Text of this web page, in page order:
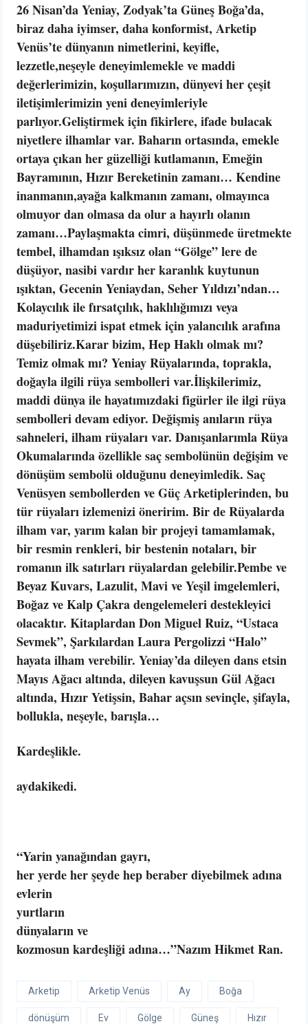
26 Nisan’da Yeniay, Zodyak’ta Güneş Boğa’da,
biraz daha iyimser, daha konformist, Arketip
Venüs’te dünyanın nimetlerini, keyifle,
lezzetle,neşeyle deneyimlemekle ve maddi
değerlerimizin, koşullarımızın, dünyevi her çeşit
iletişimlerimizin yeni deneyimleriyle
parlıyor.Geliştirmek için fikirlere, ifade bulacak
niyetlere ilhamlar var. Baharın ortasında, emekle
ortaya çıkan her güzelliği kutlamanın, Emeğin
Bayramının, Hızır Bereketinin zamanı… Kendine
inanmanın,ayağa kalkmanın zamanı, olmayınca
olmuyor dan olmasa da olur a hayırlı olanın
zamanı…Paylaşmakta cimri, düşünmede üretmekte
tembel, ilhamdan ışıksız olan “Gölge” lere de
düşüyor, nasibi vardır her karanlık kuytunun
ışıktan, Gecenin Yeniaydan, Seher Yıldızı’ndan…
Kolaycılık ile fırsatçılık, haklılığımızı veya
maduriyetimizi ispat etmek için yalancılık arafına
düşebiliriz.Karar bizim, Hep Haklı olmak mı?
Temiz olmak mı? Yeniay Rüyalarında, toprakla,
doğayla ilgili rüya sembolleri var.İlişkilerimiz,
maddi dünya ile hayatımızdaki figürler ile ilgi rüya
sembolleri devam ediyor. Değişmiş anıların rüya
sahneleri, ilham rüyaları var. Danışanlarımla Rüya
Okumalarında özellikle saç sembolünün değişim ve
dönüşüm sembolü olduğunu deneyimledik. Saç
Venüsyen sembollerden ve Güç Arketiplerinden, bu
tür rüyaları izlemenizi öneririm. Bir de Rüyalarda
ilham var, yarım kalan bir projeyi tamamlamak,
bir resmin renkleri, bir bestenin notaları, bir
romanın ilk satırları rüyalardan gelebilir.Pembe ve
Beyaz Kuvars, Lazulit, Mavi ve Yeşil imgelemleri,
Boğaz ve Kalp Çakra dengelemeleri destekleyici
olacaktır. Kitaplardan Don Miguel Ruiz, “Ustaca
Sevmek”, ŞarkılardanLaura Pergolizzi “Halo”
hayata ilham verebilir. Yeniay’da dileyen dans etsin
Mayıs Ağacı altında, dileyen kavuşsun Gül Ağacı
altında, Hızır Yetişsin, Bahar açsın sevinçle, şifayla,
bollukla, neşeyle, barışla…
Kardeşlikle.
aydakikedi.
“Yarin yanağından gayrı,
her yerde her şeyde hep beraber diyebilmek adına
evlerin
yurtların
dünyaların ve
kozmosun kardeşliği adına…”Nazım Hikmet Ran.
Arketip Arketip Venüs Ay Boğa
dönüşüm Ev Gölge Güneş Hızır